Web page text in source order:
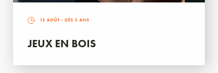
12 AOÛT - DÈS 5 ANS
JEUX EN BOIS